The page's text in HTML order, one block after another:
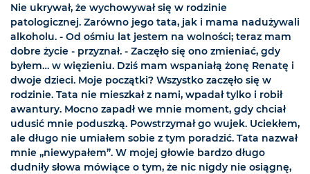
Nie ukrywał, że wychowywał się w rodzinie
patologicznej. Zarówno jego tata, jak i mama nadużywali
alkoholu. - Od ośmiu lat jestem na wolności; teraz mam
dobre życie - przyznał. - Zaczęło się ono zmieniać, gdy
byłem… w więzieniu. Dziś mam wspaniałą żonę Renatę i
dwoje dzieci. Moje początki? Wszystko zaczęło się w
rodzinie. Tata nie mieszkał z nami, wpadał tylko i robił
awantury. Mocno zapadł we mnie moment, gdy chciał
udusić mnie poduszką. Powstrzymał go wujek. Uciekłem,
ale długo nie umiałem sobie z tym poradzić. Tata nazwał
mnie „niewypałem”. W mojej głowie bardzo długo
dudniły słowa mówiące o tym, że nic nigdy nie osiągnę,